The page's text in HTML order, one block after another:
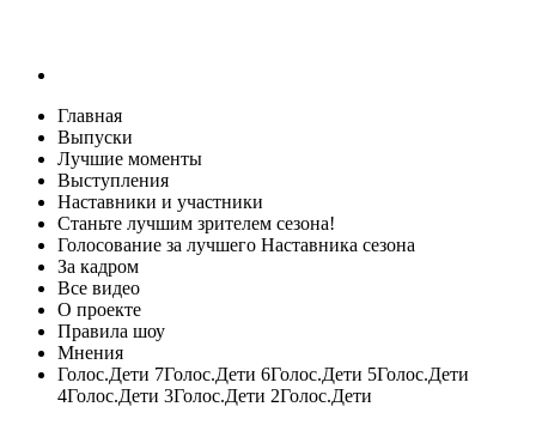
Главная
Выпуски
Лучшие моменты
Выступления
Наставники и участники
Станьте лучшим зрителем сезона!
Голосование за лучшего Наставника сезона
За кадром
Все видео
О проекте
Правила шоу
Мнения
Голос.Дети 7Голос.Дети 6Голос.Дети 5Голос.Дети
4Голос.Дети 3Голос.Дети 2Голос.Дети